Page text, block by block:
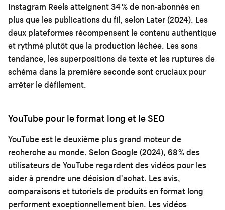
Instagram Reels atteignent 34 % de non-abonnés en
plus que les publications du fil, selon Later (2024). Les
deux plateformes récompensent le contenu authentique
et rythmé plutôt que la production léchée. Les sons
tendance, les superpositions de texte et les ruptures de
schéma dans la première seconde sont cruciaux pour
arrêter le défilement.
YouTube pour le format long et le SEO
YouTube est le deuxième plus grand moteur de
recherche au monde. Selon Google (2024), 68 % des
utilisateurs de YouTube regardent des vidéos pour les
aider à prendre une décision d'achat. Les avis,
comparaisons et tutoriels de produits en format long
performent exceptionnellement bien. Les vidéos